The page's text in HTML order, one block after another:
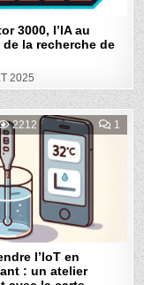
3000, l’IA au
de la recherche de
2025
2212 1
ON
L’IOT
UN
l’IoT en
: un atelier